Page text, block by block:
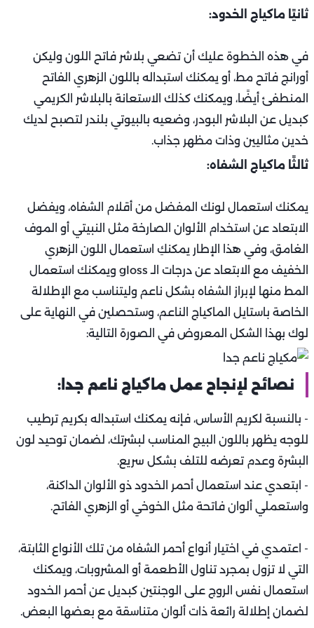
ثانيًا ماكياج الخدود:
في هذه الخطوة عليك أن تضعي بلاشر فاتح اللون وليكن
أورانج فاتح مط، أو يمكنك استبداله باللون الزهري الفاتح
المنطفئ أيضًا، ويمكنك كذلك الاستعانة بالبلاشر الكريمي
كبديل عن البلاشر البودر، وضعيه بالبيوتي بلندر لتصبح لديك
خدين مثاليين وذات مظهر جذاب.
ثالثًا ماكياج الشفاه:
يمكنك استعمال لونك المفضل من أقلام الشفاه، ويفضل
الابتعاد عن استخدام الألوان الصارخة مثل النبيتي أو الموف
الغامق، وفي هذا الإطار يمكنكِ استعمال اللون الزهري
الخفيف مع الابتعاد عن درجات الـ gloss ويمكنك استعمال
المط منها لإبراز الشفاه بشكل ناعم وليتناسب مع الإطلالة
الخاصة باستايل الماكياج الناعم، وستحصلين في النهاية على
لوك بهذا الشكل المعروض في الصورة التالية:
نصائح لإنجاح عمل ماكياج ناعم جدا:
- بالنسبة لكريم الأساس، فإنه يمكنك استبداله بكريم ترطيب
للوجه يظهر باللون البيج المناسب لبشرتك، لضمان توحيد لون
البشرة وعدم تعرضه للتلف بشكل سريع.
- ابتعدي عند استعمال أحمر الخدود ذو الألوان الداكنة،
واستعملي ألوان فاتحة مثل الخوخي أو الزهري الفاتح.
- اعتمدي في اختيار أنواع أحمر الشفاه من تلك الأنواع الثابتة،
التي لا تزول بمجرد تناول الأطعمة أو المشروبات، ويمكنك
استعمال نفس الروج على الوجنتين كبديل عن أحمر الخدود
لضمان إطلالة رائعة ذات ألوان متناسقة مع بعضها البعض.